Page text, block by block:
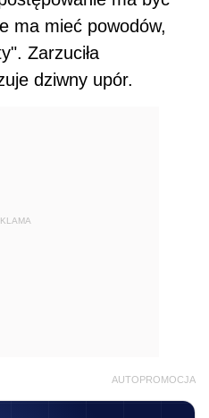
ma mieć powodów,
Zarzuciła
dziwny upór.
AUTOPROMOCJA